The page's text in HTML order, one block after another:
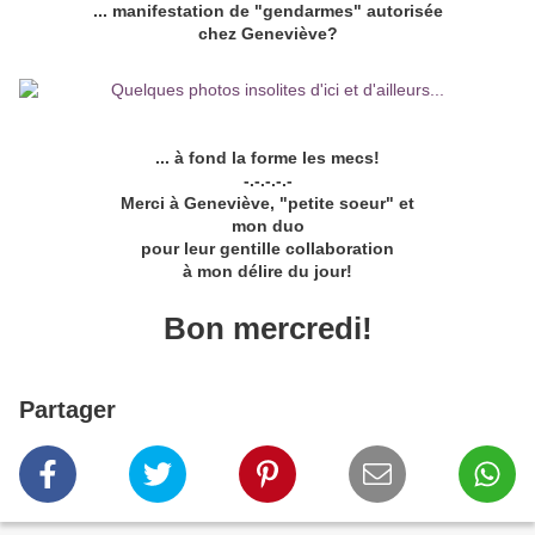
... manifestation de "gendarmes" autorisée
chez Geneviève?
... à fond la forme les mecs!
-.-.-.-.-
Merci à Geneviève, "petite soeur" et
mon duo
pour leur gentille collaboration
à mon délire du jour!
Bon mercredi!
Partager